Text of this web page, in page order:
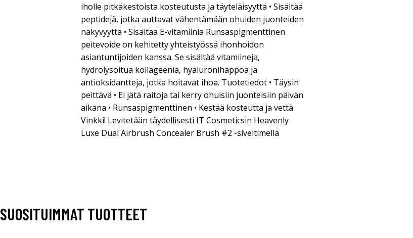
iholle pitkäkestoista kosteutusta ja täyteläisyyttä • Sisältää
peptidejä, jotka auttavat vähentämään ohuiden juonteiden
näkyvyyttä • Sisältää E-vitamiinia Runsaspigmenttinen
peitevoide on kehitetty yhteistyössä ihonhoidon
asiantuntijoiden kanssa. Se sisältää vitamiineja,
hydrolysoitua kollageenia, hyaluronihappoa ja
antioksidantteja, jotka hoitavat ihoa. Tuotetiedot • Täysin
peittävä • Ei jätä raitoja tai kerry ohuisiin juonteisiin päivän
aikana • Runsaspigmenttinen • Kestää kosteutta ja vettä
Vinkki! Levitetään täydellisesti IT Cosmeticsin Heavenly
Luxe Dual Airbrush Concealer Brush #2 -siveltimellä
SUOSITUIMMAT TUOTTEET